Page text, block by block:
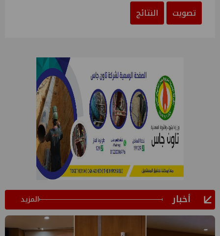
تصويت
النتائج
أخبار المزيد